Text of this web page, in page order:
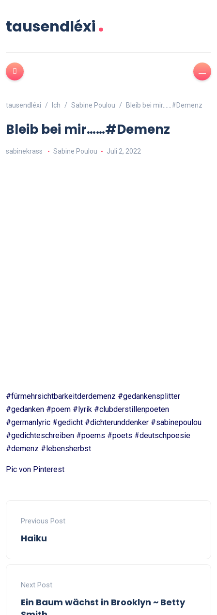
tausendléxi.
tausendléxi Ich Sabine Poulou Bleib bei mir……#Demenz
Bleib bei mir……#Demenz
sabinekrass Sabine Poulou Juli 2, 2022
#fürmehrsichtbarkeitderdemenz #gedankensplitter
#gedanken #poem #lyrik #clubderstillenpoeten
#germanlyric #gedicht #dichterunddenker #sabinepoulou
#gedichteschreiben #poems #poets #deutschpoesie
#demenz #lebensherbst
Pic von Pinterest
Previous Post
Haiku
Next Post
Ein Baum wächst in Brooklyn ~ Betty